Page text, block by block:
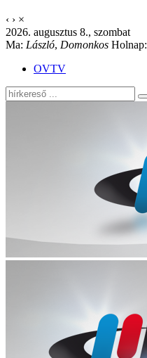
‹ › ×
2026. augusztus 8., szombat
Ma: László, Domonkos Holnap:
OVTV